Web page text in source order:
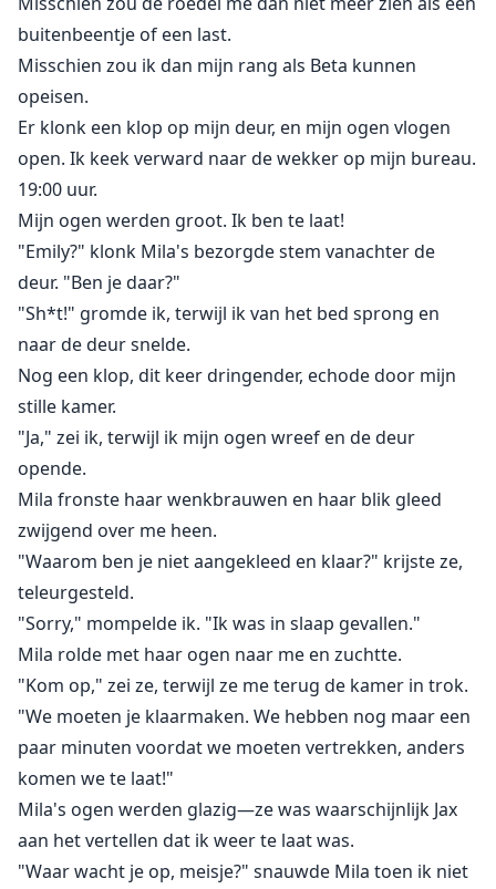
buitenbeentje of een last.
Misschien zou ik dan mijn rang als Beta kunnen
opeisen.
Er klonk een klop op mijn deur, en mijn ogen vlogen
open. Ik keek verward naar de wekker op mijn bureau.
19:00 uur.
Mijn ogen werden groot. Ik ben te laat!
"Emily?" klonk Mila's bezorgde stem vanachter de
deur. "Ben je daar?"
"Sh*t!" gromde ik, terwijl ik van het bed sprong en
naar de deur snelde.
Nog een klop, dit keer dringender, echode door mijn
stille kamer.
"Ja," zei ik, terwijl ik mijn ogen wreef en de deur
opende.
Mila fronste haar wenkbrauwen en haar blik gleed
zwijgend over me heen.
"Waarom ben je niet aangekleed en klaar?" krijste ze,
teleurgesteld.
"Sorry," mompelde ik. "Ik was in slaap gevallen."
Mila rolde met haar ogen naar me en zuchtte.
"Kom op," zei ze, terwijl ze me terug de kamer in trok.
"We moeten je klaarmaken. We hebben nog maar een
paar minuten voordat we moeten vertrekken, anders
komen we te laat!"
Mila's ogen werden glazig—ze was waarschijnlijk Jax
aan het vertellen dat ik weer te laat was.
"Waar wacht je op, meisje?" snauwde Mila toen ik niet